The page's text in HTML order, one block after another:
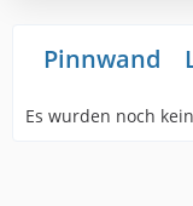
Pinnwand
Es wurden noch